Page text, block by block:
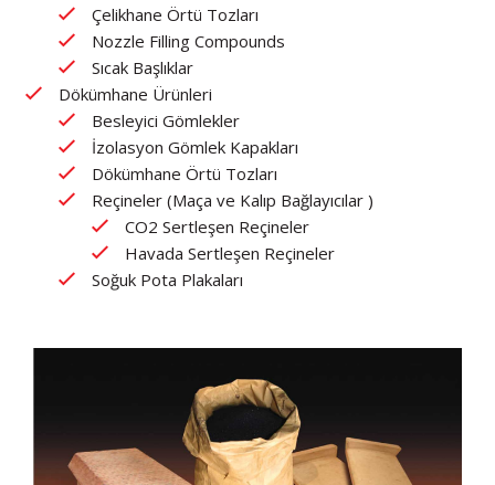
Çelikhane Örtü Tozları
Nozzle Filling Compounds
Sıcak Başlıklar
Dökümhane Ürünleri
Besleyici Gömlekler
İzolasyon Gömlek Kapakları
Dökümhane Örtü Tozları
Reçineler (Maça ve Kalıp Bağlayıcılar )
CO2 Sertleşen Reçineler
Havada Sertleşen Reçineler
Soğuk Pota Plakaları